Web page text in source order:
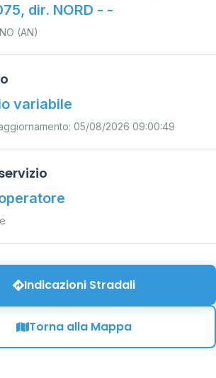
dir. NORD - -
(AN)
variabile
05/08/2026 09:00:49
Indicazioni Stradali
Torna alla Mappa